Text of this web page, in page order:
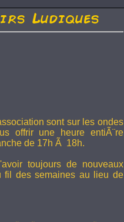
Ludiques
sont sur les ondes
offrir une heure entiÃ¨re
de 17h Ã 18h.
toujours de nouveaux
fil des semaines au lieu de